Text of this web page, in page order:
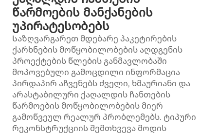
წარმოების მანქანების
უპირატესობებს
Საზღვარგარეთ მდებარე პაკეტირების
ქარხნების მოწყობილობების აღდგენის
პროექტების წლების განმავლობაში
მოპოვებული გამოცდილი ინფორმაცია
პირდაპირ აჩვენებს ძველი, ხმაურიანი და
არასტაბილური ქაღალდის ჩანთების
წარმოების მოწყობილობების მიერ
გამოწვეულ რეალურ პრობლემებს. ტიპური
რეკონსტრუქციის შემთხვევა მოდის